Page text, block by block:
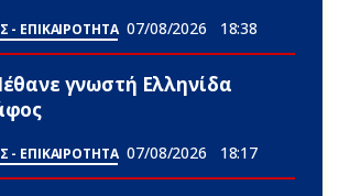
- ΕΠΙΚΑΙΡΟΤΗΤΑ 07/08/2026 18:38
γνωστή Ελληνίδα
- ΕΠΙΚΑΙΡΟΤΗΤΑ 07/08/2026 18:17